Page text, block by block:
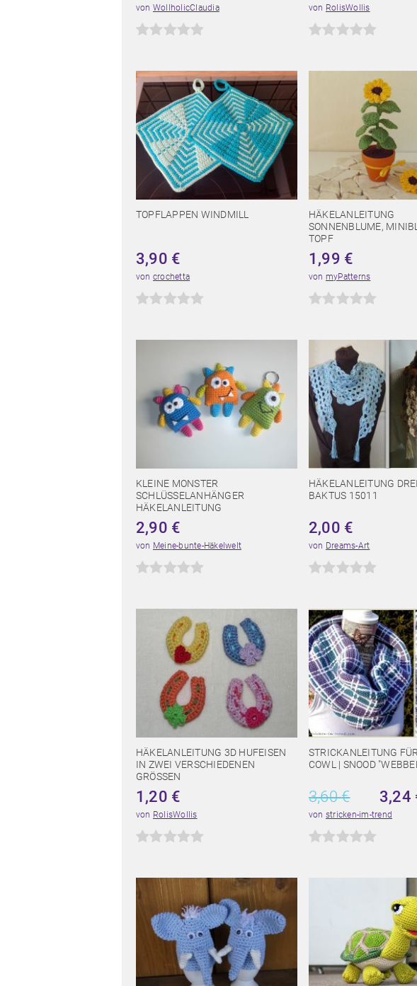
von WollholicClaudia von RolisWollis
TOPFLAPPEN WINDMILL
3,90 €
von crochetta
HÄKELANLEITUNG
SONNENBLUME,
TOPF
1,99 €
von myPatterns
KLEINE MONSTER
SCHLÜSSELANHÄNGER
HÄKELANLEITUNG
2,90 €
von Meine-bunte-Häkelwelt
HÄKELANLEITUNG
BAKTUS 15011
2,00 €
von Dreams-Art
HÄKELANLEITUNG 3D HUFEISEN
IN ZWEI VERSCHIEDENEN
GRÖSSEN
1,20 €
von RolisWollis
STRICKANLEITUNG
COWL | SNOOD
3,60€ 3,24
von stricken-im-trend